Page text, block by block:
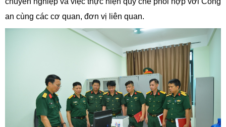
an cùng các cơ quan, đơn vị liên quan.